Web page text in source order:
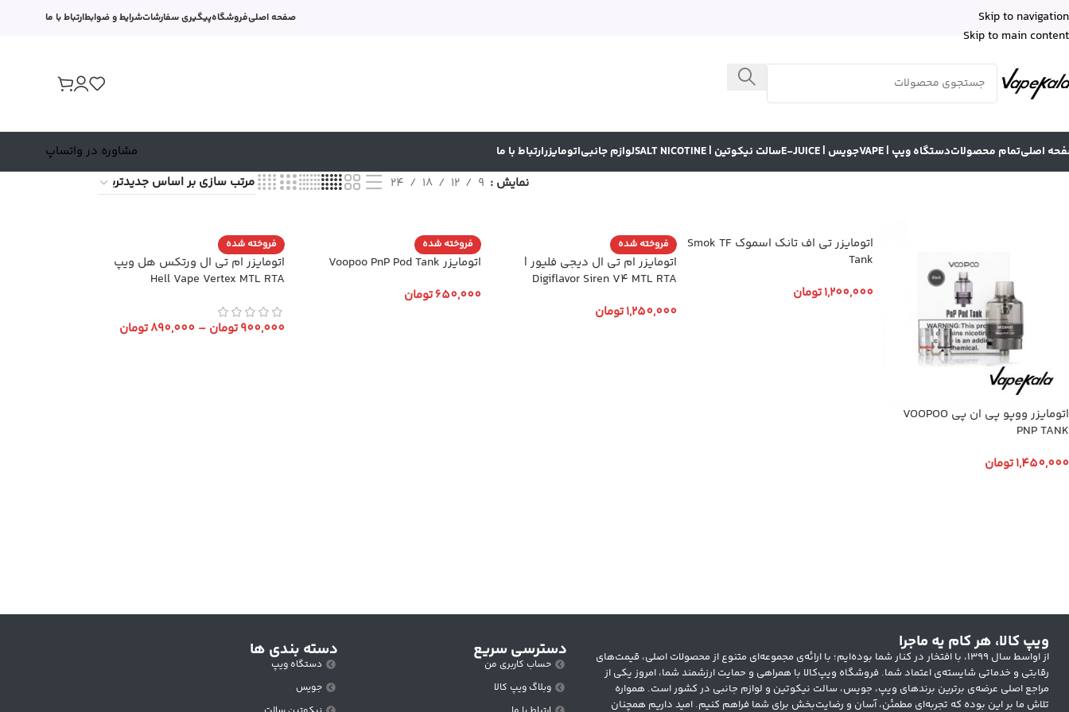
Skip to navigation
Skip to main content
صفحه اصلیفروشگاهپیگیری سفارشاتشرایط و ضوابطارتباط با ما
اصلیتمام محصولاتدستگاه ویپ | VAPE جویس | E-JUICE سالت نیکوتین | SALT NICOTINE لوازم جانبیاتومایزرارتباط با ما
مشاوره در واتساپ
نمایش
9
12
18
24
اتومایزر ووپو پی ان پی VOOPOO
PNP TANK
1,450,000تومان
اتومایزر تی اف تانک اسموک Smok TF
Tank
1,200,000تومان
فروخته شده
اتومایزر ام تی ال دیجی فلیور |
Digiflavor Siren V4 MTL RTA
1,250,000تومان
فروخته شده
اتومایزر Voopoo PnP Pod Tank
650,000تومان
فروخته شده
اتومایزر ام تی ال ورتکس هل ویپ
Hell Vape Vertex MTL RTA
900,000تومان –
890,000تومان
ویپ کالا، هر کام یه ماجرا
از اواسط سال ۱۳۹۹، با افتخار در کنار شما بوده‌ایم؛ با ارائه‌ی مجموعه‌ای متنوع از محصولات اصلی، قیمت‌های
رقابتی و خدماتی شایسته‌ی اعتماد شما. فروشگاه ویپ‌کالا با همراهی و حمایت ارزشمند شما، امروز یکی از
مراجع اصلی عرضه‌ی برترین برندهای ویپ، جویس، سالت نیکوتین و لوازم جانبی در کشور است. همواره
تلاش ما بر این بوده که تجربه‌ای مطمئن، آسان و رضایت‌بخش برای شما فراهم کنیم. امید داریم همچنان
دسترسی سریع
حساب کاربری من
وبلاگ ویپ کالا
دسته بندی ها
دستگاه ویپ
جویس